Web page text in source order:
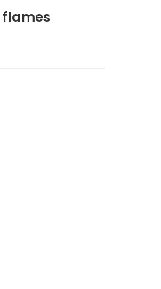
flames